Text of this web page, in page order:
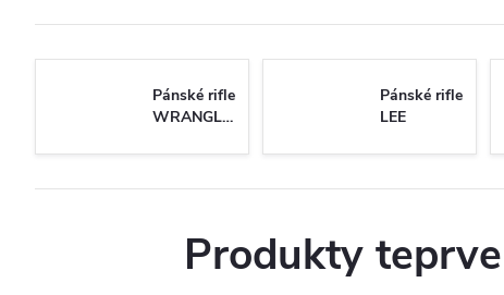
Pánské rifle
WRANGLER
Pánské rifle
LEE
Produkty